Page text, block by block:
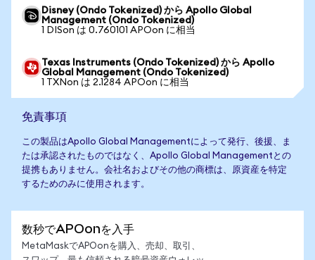
Disney (Ondo Tokenized) から Apollo Global
Management (Ondo Tokenized)
1 DISon は 0.760101 APOon に相当
Texas Instruments (Ondo Tokenized) から Apollo
Global Management (Ondo Tokenized)
1 TXNon は 2.1284 APOon に相当
免責事項
この製品はApollo Global Managementによって発行、後援、ま
たは承認されたものではなく、Apollo Global Managementとの
提携もありません。会社名およびその他の商標は、原資産を特定
するためのみに使用されます。
数秒でAPOonを入手
MetaMaskでAPOonを購入、売却、取引、